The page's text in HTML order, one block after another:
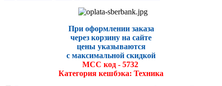
При оформлении заказа
через корзину на сайте
цены указываются
с максимальной скидкой
МСС код - 5732
Категория кешбэка: Техника